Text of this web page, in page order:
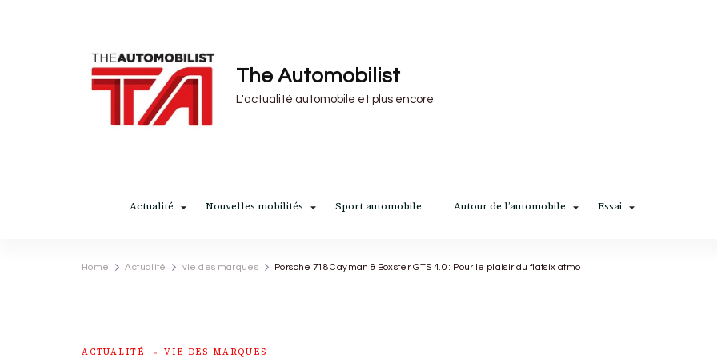
The Automobilist
L'actualité automobile et plus encore
Actualité Nouvelles mobilités Sport automobile Autour de l’automobile Essai
Home Actualité vie des marques Porsche 718 Cayman & Boxster GTS 4.0 : Pour le plaisir du flatsix atmo
ACTUALITÉ VIE DES MARQUES